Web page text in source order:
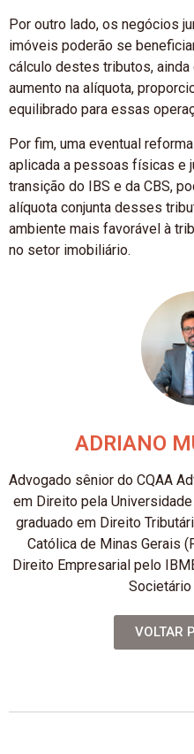
Por outro lado, os negócios
imóveis poderão se
cálculo destes tributos, ainda
aumento na alíquota,
equilibrado para essas
Por fim, uma eventual
aplicada a pessoas físicas e
transição do IBS e da CBS,
alíquota conjunta desses
ambiente mais favorável à
no setor imobiliário.
ADRIANO
Advogado sênior do CQAA
em Direito pela
graduado em Direito
Católica de Minas Gerais
Direito Empresarial pelo
Societário
VOLTAR